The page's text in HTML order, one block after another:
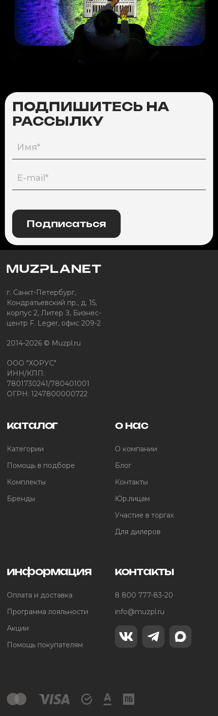
ПОДПИШИТЕСЬ НА
РАССЫЛКУ
Подписаться
г. Санкт-Петербург,
Кондратьевский пр., д. 15,
корпус 2, Литер З, Бизнес-
центр F. Leger, офис 209-2
2014-2026 © Muzpl.ru
ООО "ХОРУС"
ИНН/КПП:
7801730241/780401001
ОГРН: 1247800000722
каталог
Категории
Помощь в подборе
Комплекты
Бренды
о нас
О компании
Блог
Контакты
Юр.лицам
Участие в торгах
Для дилеров
информация
Оплата и доставка
Программа лояльности
Акции
Помощь покупателям
контакты
8 800 777-83-20
info@muzpl.ru